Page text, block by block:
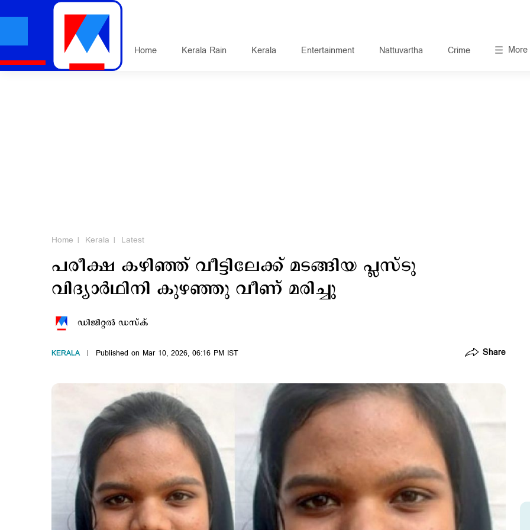
Home Kerala Rain Kerala Entertainment Nattuvartha Crime More
Home Kerala Latest
പരീക്ഷ കഴിഞ്ഞ് വീട്ടിലേക്ക് മടങ്ങിയ പ്ലസ്‌ടു
വിദ്യാർഥിനി കുഴഞ്ഞു വീണ് മരിച്ചു
ഡിജിറ്റല്‍ ഡസ്ക്
KERALA Published on Mar 10, 2026, 06:16 PM IST Share